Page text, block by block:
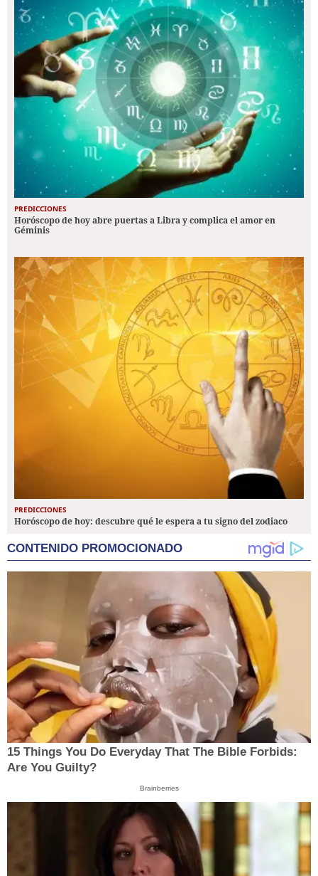
PREDICCIONES
Horóscopo de hoy abre puertas a Libra y complica el amor en
Géminis
PREDICCIONES
Horóscopo de hoy: descubre qué le espera a tu signo del zodiaco
CONTENIDO PROMOCIONADO
15 Things You Do Everyday That The Bible Forbids:
Are You Guilty?
Brainberries